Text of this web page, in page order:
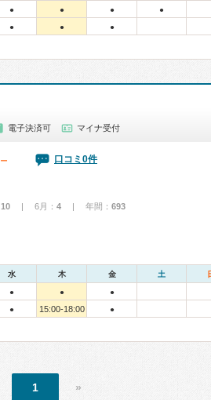
● ● ● ●
● ● ●
電子決済可 マイナ受付
－ 口コミ0件
10 | 6月： 4 | 年間： 693
水 木 金 土
● ● ●
● 15:00-18:00 ●
1 »